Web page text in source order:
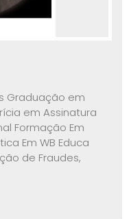
Graduação em
em Assinatura
Formação Em
Em WB Educa
de Fraudes,